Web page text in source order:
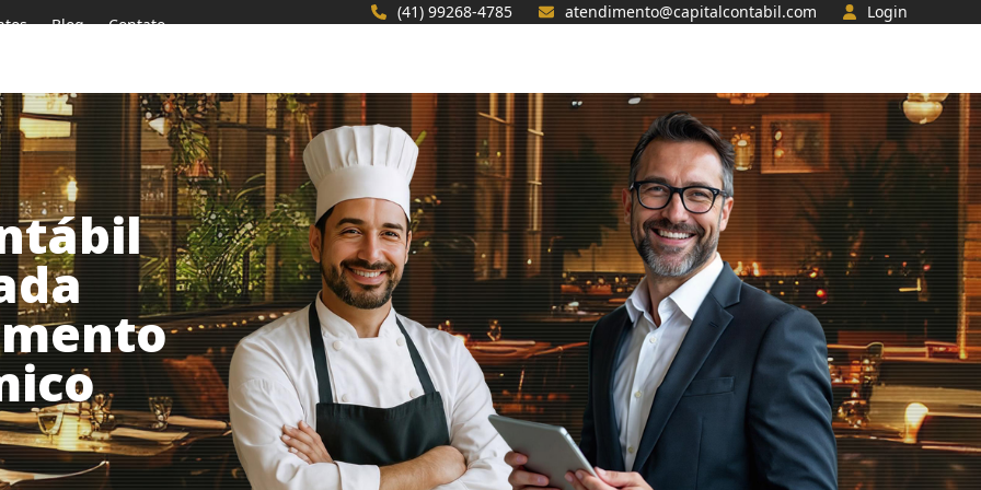
(41) 99268-4785 atendimento@capitalcontabil.com Login
Blog Contato